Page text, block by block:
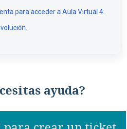
para acceder a Aula Virtual 4.
ayuda?